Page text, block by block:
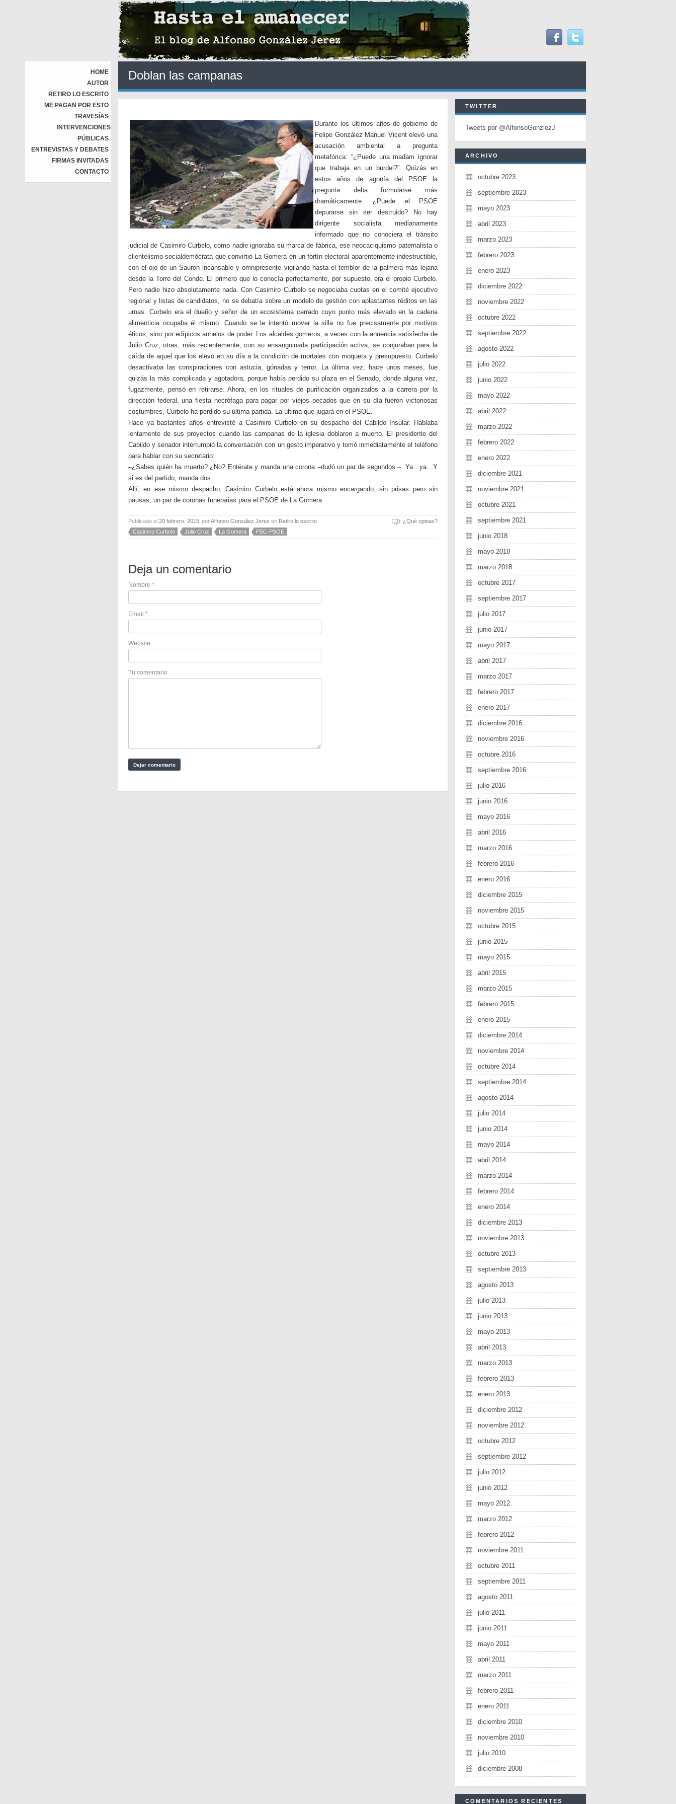
HOME
AUTOR
RETIRO LO ESCRITO
ME PAGAN POR ESTO
TRAVESÍAS
INTERVENCIONES
PÚBLICAS
ENTREVISTAS Y DEBATES
FIRMAS INVITADAS
CONTACTO
Doblan las campanas
Durante los últimos años de gobierno de
Felipe González Manuel Vicent elevó una
acusación ambiental a pregunta
metafórica: “¿Puede una madam ignorar
que trabaja en un burdel?”. Quizás en
estos años de agonía del PSOE la
pregunta deba formularse más
dramáticamente: ¿Puede el PSOE
depurarse sin ser destruido? No hay
dirigente socialista medianamente
informado que no conociera el tránsito
judicial de Casimiro Curbelo, como nadie ignoraba su marca de fábrica, ese neocaciquismo paternalista o
clientelismo socialdemócrata que convirtió La Gomera en un fortín electoral aparentemente indestructible,
con el ojo de un Sauron incansable y omnipresente vigilando hasta el temblor de la palmera más lejana
desde la Torre del Conde. El primero que lo conocía perfectamente, por supuesto, era el propio Curbelo.
Pero nadie hizo absolutamente nada. Con Casimiro Curbelo se negociaba cuotas en el comité ejecutivo
regional y listas de candidatos, no se debatía sobre un modelo de gestión con aplastantes réditos en las
urnas. Curbelo era el dueño y señor de un ecosistema cerrado cuyo punto más elevado en la cadena
alimenticia ocupaba él mismo. Cuando se le intentó mover la silla no fue precisamente por motivos
éticos, sino por edípicos anhelos de poder. Los alcaldes gomeros, a veces con la anuencia satisfecha de
Julio Cruz, otras, más recientemente, con su ensanguinada participación activa, se conjuraban para la
caída de aquel que los elevó en su día a la condición de mortales con moqueta y presupuesto. Curbelo
desactivaba las conspiraciones con astucia, gónadas y terror. La última vez, hace unos meses, fue
quizás la más complicada y agotadora, porque había perdido su plaza en el Senado, donde alguna vez,
fugazmente, pensó en retirarse. Ahora, en los rituales de purificación organizados a la carrera por la
dirección federal, una fiesta necrófaga para pagar por viejos pecados que en su día fueron victoriosas
costumbres, Curbelo ha perdido su última partida. La última que jugará en el PSOE.
Hace ya bastantes años entrevisté a Casimiro Curbelo en su despacho del Cabildo Insular. Hablaba
lentamente de sus proyectos cuando las campanas de la iglesia doblaron a muerto. El presidente del
Cabildo y senador interrumpió la conversación con un gesto imperativo y tomó inmediatamente el teléfono
para hablar con su secretario:
–¿Sabes quién ha muerto? ¿No? Entérate y manda una corona –dudó un par de segundos –. Ya…ya…Y
si es del partido, manda dos…
Allí, en ese mismo despacho, Casimiro Curbelo está ahora mismo encargando, sin prisas pero sin
pausas, un par de coronas funerarias para el PSOE de La Gomera.
Publicado el 20 febrero, 2015 porAlfonso González Jerez en Retiro lo escrito
¿Qué opinas?
Casimiro Curbelo
Julio Cruz La Gomera PSC-PSOE
Deja un comentario
Nombre *
Email *
Website
Tu comentario
TWITTER
Tweets por @AlfonsoGonzlezJ
ARCHIVO
octubre 2023
septiembre 2023
mayo 2023
abril 2023
marzo 2023
febrero 2023
enero 2023
diciembre 2022
noviembre 2022
octubre 2022
septiembre 2022
agosto 2022
julio 2022
junio 2022
mayo 2022
abril 2022
marzo 2022
febrero 2022
enero 2022
diciembre 2021
noviembre 2021
octubre 2021
septiembre 2021
junio 2018
mayo 2018
marzo 2018
octubre 2017
septiembre 2017
julio 2017
junio 2017
mayo 2017
abril 2017
marzo 2017
febrero 2017
enero 2017
diciembre 2016
noviembre 2016
octubre 2016
septiembre 2016
julio 2016
junio 2016
mayo 2016
abril 2016
marzo 2016
febrero 2016
enero 2016
diciembre 2015
noviembre 2015
octubre 2015
junio 2015
mayo 2015
abril 2015
marzo 2015
febrero 2015
enero 2015
diciembre 2014
noviembre 2014
octubre 2014
septiembre 2014
agosto 2014
julio 2014
junio 2014
mayo 2014
abril 2014
marzo 2014
febrero 2014
enero 2014
diciembre 2013
noviembre 2013
octubre 2013
septiembre 2013
agosto 2013
julio 2013
junio 2013
mayo 2013
abril 2013
marzo 2013
febrero 2013
enero 2013
diciembre 2012
noviembre 2012
octubre 2012
septiembre 2012
julio 2012
junio 2012
mayo 2012
marzo 2012
febrero 2012
noviembre 2011
octubre 2011
septiembre 2011
agosto 2011
julio 2011
junio 2011
mayo 2011
abril 2011
marzo 2011
febrero 2011
enero 2011
diciembre 2010
noviembre 2010
julio 2010
diciembre 2008
COMENTARIOS RECIENTES